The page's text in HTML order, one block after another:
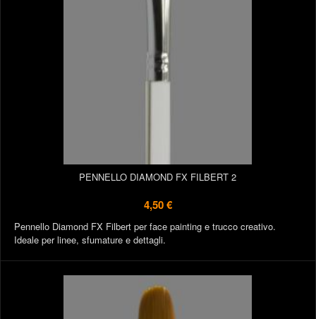
PENNELLO DIAMOND FX FILBERT 2
4,50 €
Pennello Diamond FX Filbert per face painting e trucco creativo.
Ideale per linee, sfumature e dettagli.